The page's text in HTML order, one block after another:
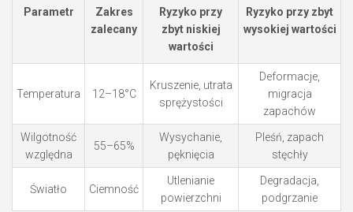
Parametr
Zakres
zalecany
Ryzyko przy
zbyt niskiej
wartości
Ryzyko przy zbyt
wysokiej wartości
Temperatura 12–18°C
Kruszenie, utrata
sprężystości
Deformacje,
migracja
zapachów
Wilgotność
względna
55–65%
Wysychanie,
pęknięcia
Pleśń, zapach
stęchły
Światło Ciemność
Utlenianie
powierzchni
Degradacja,
podgrzanie